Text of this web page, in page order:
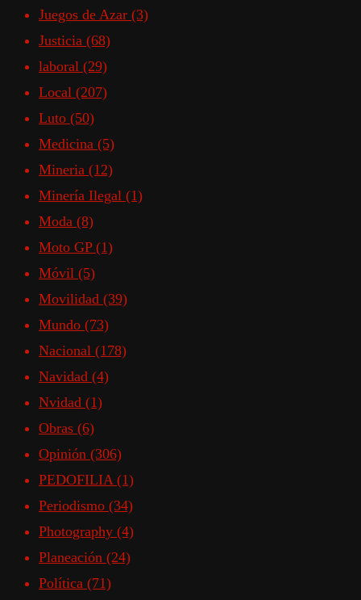
Juegos de Azar (3)
Justicia (68)
laboral (29)
Local (207)
Luto (50)
Medicina (5)
Mineria (12)
Minería Ilegal (1)
Moda (8)
Moto GP (1)
Móvil (5)
Movilidad (39)
Mundo (73)
Nacional (178)
Navidad (4)
Nvidad (1)
Obras (6)
Opinión (306)
PEDOFILIA (1)
Periodismo (34)
Photography (4)
Planeación (24)
Política (71)